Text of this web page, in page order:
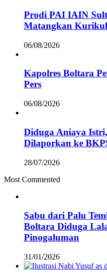
Prodi PAI IAIN
Matangkan
06/08/2026
Kapolres Boltara
Pers
06/08/2026
Diduga Aniaya
Dilaporkan ke
28/07/2026
Most Commented
Sabu dari Palu
Boltara Diduga
Pinogaluman
31/01/2026